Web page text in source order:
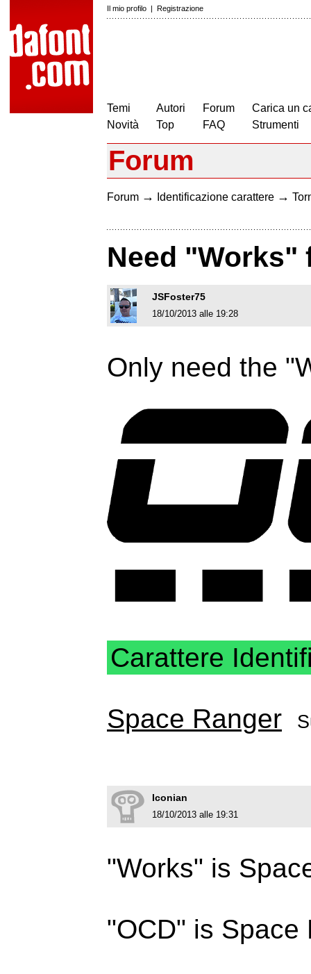
Il mio profilo | Registrazione
Temi
Novità
Autori
Top
Forum
FAQ
Carica un
Strumenti
Forum
Forum → Identificazione carattere →
Need "Works"
JSFoster75
18/10/2013 alle 19:28
Only need the
Carattere
Space Ranger
Iconian
18/10/2013 alle 19:31
"Works" is
"OCD" is Space